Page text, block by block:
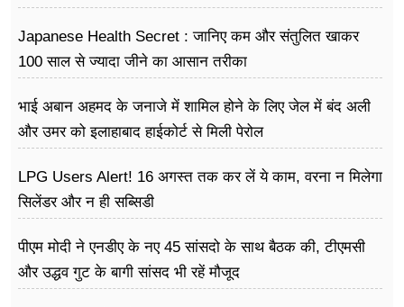
Japanese Health Secret : जानिए कम और संतुलित खाकर
100 साल से ज्यादा जीने का आसान तरीका
भाई अबान अहमद के जनाजे में शामिल होने के लिए जेल में बंद अली
और उमर को इलाहाबाद हाईकोर्ट से मिली पेरोल
LPG Users Alert! 16 अगस्त तक कर लें ये काम, वरना न मिलेगा
सिलेंडर और न ही सब्सिडी
पीएम मोदी ने एनडीए के नए 45 सांसदो के साथ बैठक की, टीएमसी
और उद्धव गुट के बागी सांसद भी रहें मौजूद